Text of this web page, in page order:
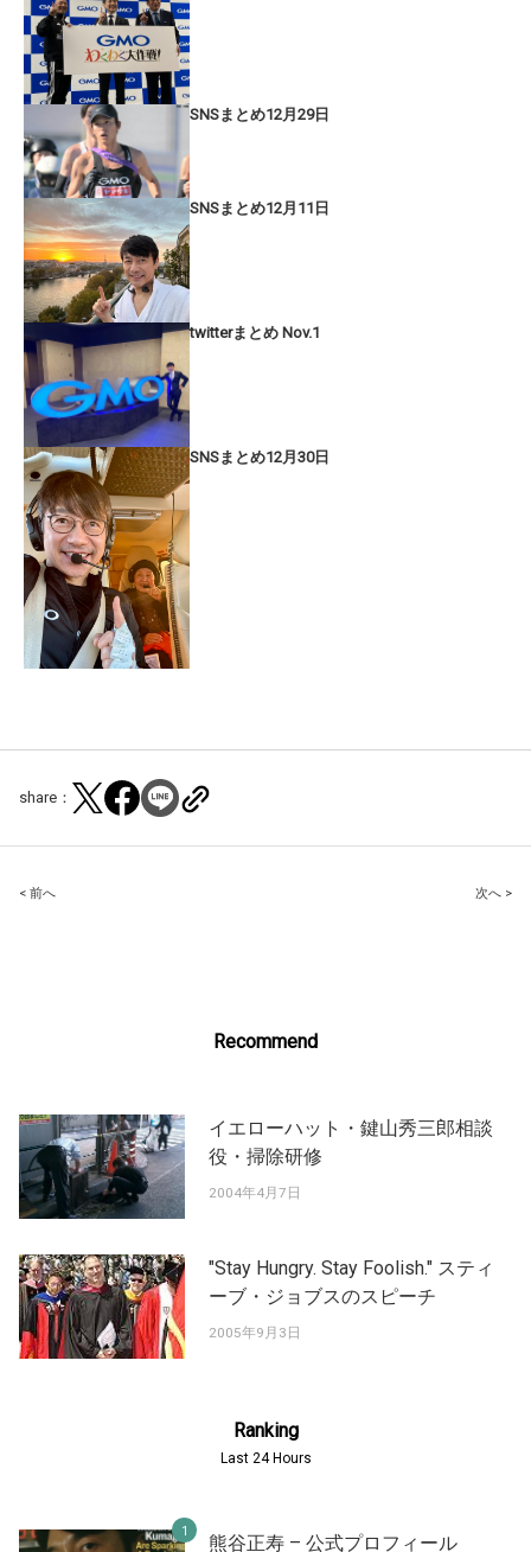
SNSまとめ12月29日
SNSまとめ12月11日
twitterまとめ Nov.1
SNSまとめ12月30日
share：
Post
< 前へ 次へ >
Recommend
イエローハット・鍵山秀三郎相談
役・掃除研修
2004年4月7日
"Stay Hungry. Stay Foolish." スティ
ーブ・ジョブスのスピーチ
2005年9月3日
Ranking
Last 24 Hours
熊谷正寿 – 公式プロフィール